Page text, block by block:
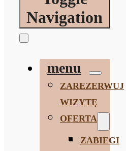
Navigation
menu
ZAREZERWUJ
WIZYTĘ
OFERTA
ZABIEGI